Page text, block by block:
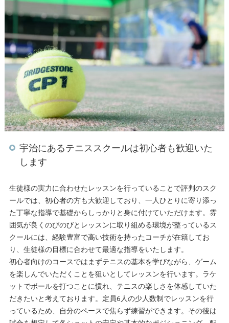
宇治にあるテニススクールは初心者も歓迎いた
します
生徒様の実力に合わせたレッスンを行っていることで評判のスク
ールでは、初心者の方も大歓迎しており、一人ひとりに寄り添っ
た丁寧な指導で基礎からしっかりと身に付けていただけます。雰
囲気が良くのびのびとレッスンに取り組める環境が整っているス
クールには、経験豊富で高い技術を持ったコーチが在籍してお
り、生徒様の目標に合わせて最適な指導をいたします。
初心者向けのコースではまずテニスの基本を学びながら、ゲーム
を楽しんでいただくことを狙いとしてレッスンを行います。ラケ
ットでボールを打つことに慣れ、テニスの楽しさを体感していた
だきたいと考えております。定員6人の少人数制でレッスンを行
っているため、自分のペースで焦らず練習ができます。その後は